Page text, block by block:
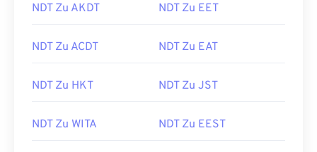
NDT Zu AKDT NDT Zu EET
NDT Zu ACDT NDT Zu EAT
NDT Zu HKT NDT Zu JST
NDT Zu WITA NDT Zu EEST